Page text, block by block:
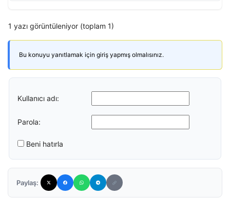
1 yazı görüntüleniyor (toplam 1)
Bu konuyu yanıtlamak için giriş yapmış olmalısınız.
Kullanıcı adı:
Parola:
Beni hatırla
Paylaş: